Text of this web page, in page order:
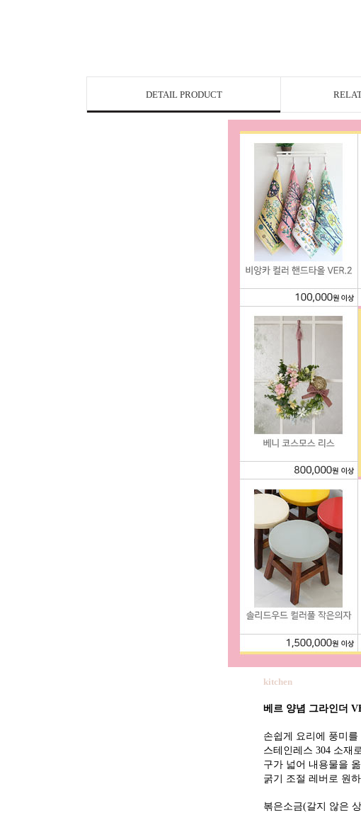
DETAIL PRODUCT
kitchen
베르 양념 그라인더
손쉽게 요리에 풍미
스테인레스 304 소재
구가 넓어 내용물을
굵기 조절 레버로 원
볶은소금(갈지 않은